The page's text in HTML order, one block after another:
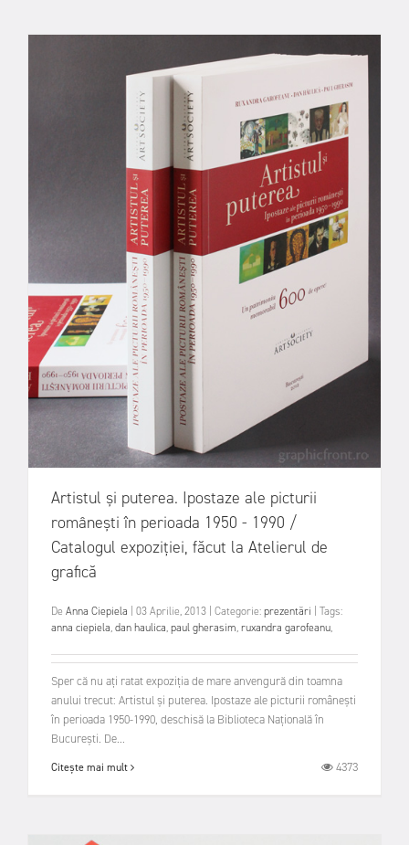
Artistul și puterea. Ipostaze ale picturii
românești în perioada 1950 - 1990 /
Catalogul expoziției, făcut la Atelierul de
grafică
De Anna Ciepiela 03 Aprilie, 2013 Categorie:prezentări
Tags:
anna ciepiela,dan haulica,paul gherasim,ruxandra garofeanu,
Sper că nu ați ratat expoziția de mare anvengură din toamna
anului trecut: Artistul și puterea. Ipostaze ale picturii românești
în perioada 1950-1990, deschisă la Biblioteca Națională în
București. De...
Citește mai mult 4373